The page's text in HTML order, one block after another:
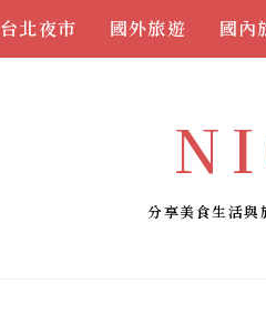
台北夜市 國外旅遊 國內
分享美食生活與